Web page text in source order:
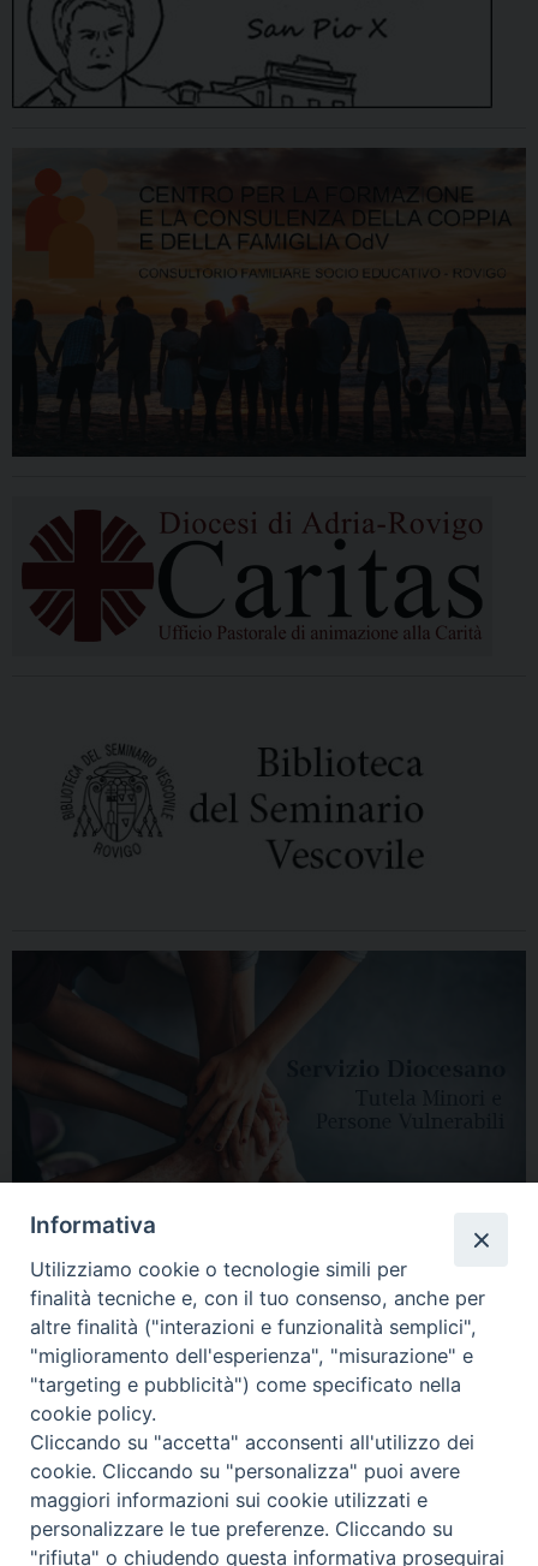
HOME DIOCESI VESCOVO CURIA VESCOVILE NEWS
APPUNTAMENTI CONTATTI SERVIZIO ANTENATI
Copyright © 2018 - 2021Diocesi di Adria Rovigo.All Rights Reserved.
Informativa
Utilizziamo cookie o tecnologie simili per
finalità tecniche e, con il tuo consenso, anche per
altre finalità ("interazioni e funzionalità semplici",
"miglioramento dell'esperienza", "misurazione" e
"targeting e pubblicità") come specificato nella
cookie policy.
Cliccando su "accetta" acconsenti all'utilizzo dei
cookie. Cliccando su "personalizza" puoi avere
maggiori informazioni sui cookie utilizzati e
personalizzare le tue preferenze. Cliccando su
"rifiuta" o chiudendo questa informativa proseguirai